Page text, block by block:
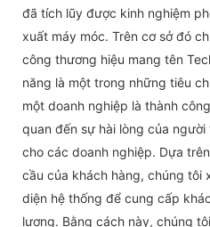
đã tích lũy được kinh nghiệm
xuất máy móc. Trên cơ sở đó
công thương hiệu mang tên
năng là một trong những tiêu
một doanh nghiệp là thành
quan đến sự hài lòng của
cho các doanh nghiệp. Dựa
cầu của khách hàng, chúng tôi
diện hệ thống để cung cấp
lượng. Bằng cách này, chúng